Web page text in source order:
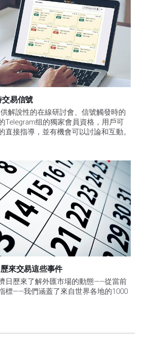
易信號
解說性的在線研討會、信號觸發時的
Telegram组的獨家會員資格，用戶可
直接指導，並有機會可以討論和互動。
來交易這些事件
日歷來了解外匯市場的動態——從當前
標——我們涵蓋了來自世界各地的1000